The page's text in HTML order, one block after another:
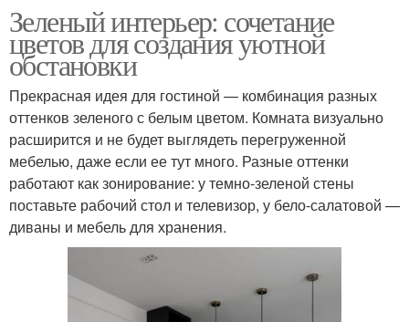
Зеленый интерьер: сочетание
цветов для создания уютной
обстановки
Прекрасная идея для гостиной — комбинация разных
оттенков зеленого с белым цветом. Комната визуально
расширится и не будет выглядеть перегруженной
мебелью, даже если ее тут много. Разные оттенки
работают как зонирование: у темно-зеленой стены
поставьте рабочий стол и телевизор, у бело-салатовой —
диваны и мебель для хранения.